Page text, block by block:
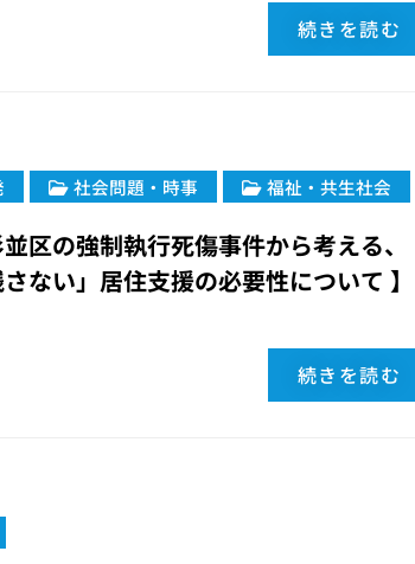
続きを読む
社会問題・時事 福祉・共生社会
区の強制執行死傷事件から考える、
ない」居住支援の必要性について 】
続きを読む